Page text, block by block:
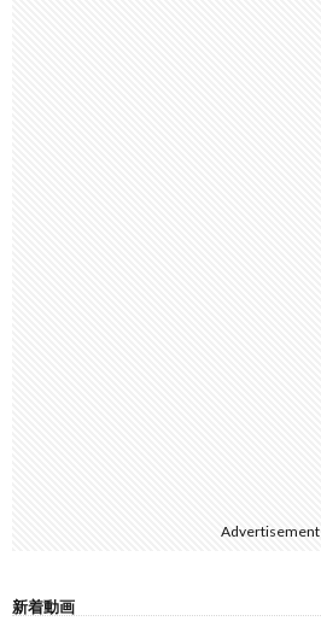
Advertisement
新着動画